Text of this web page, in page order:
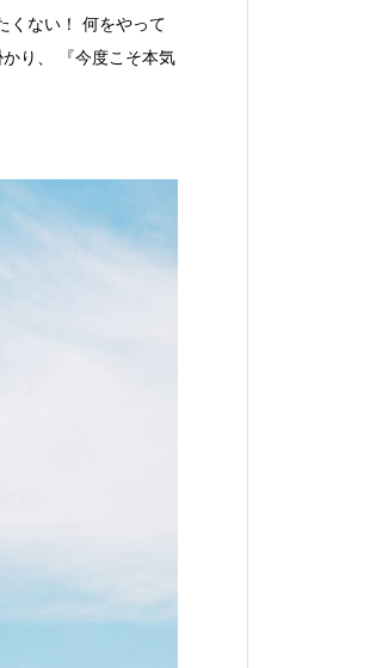
ない！ 何をやって
り、 『今度こそ本気